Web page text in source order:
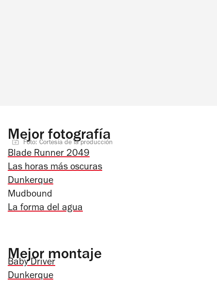
Mejor fotografía
Foto: Cortesía de la producción
Blade Runner 2049
Las horas más oscuras
Dunkerque
Mudbound
La forma del agua
Mejor montaje
Baby Driver
Dunkerque